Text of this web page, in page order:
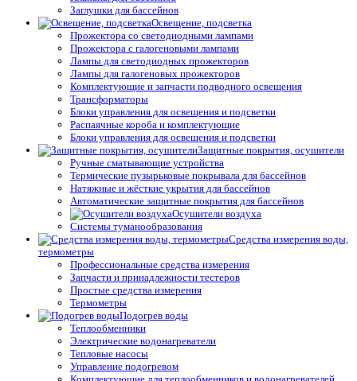
Заглушки для бассейнов
Освещение, подсветка
Прожектора со светодиодными лампами
Прожектора с галогеновыми лампами
Лампы для светодиодных прожекторов
Лампы для галогеновых прожекторов
Комплектующие и запчасти подводного освещения
Трансформаторы
Блоки управления для освещения и подсветки
Распаячные короба и комплектующие
Блоки управления для освещения и подсветки
Защитные покрытия, осушители
Ручные сматывающие устройства
Термические пузырьковые покрывала для бассейнов
Натяжные и жёсткие укрытия для бассейнов
Автоматические защитные покрытия для бассейнов
Осушители воздуха
Системы туманообразования
Средства измерения воды,
термометры
Профессиональные средства измерения
Запчасти и принадлежности тестеров
Простые средства измерения
Термометры
Подогрев воды
Теплообменники
Электрические водонагреватели
Тепловые насосы
Управление подогревом